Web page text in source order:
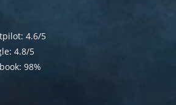
4.6/5
4.8/5
98%